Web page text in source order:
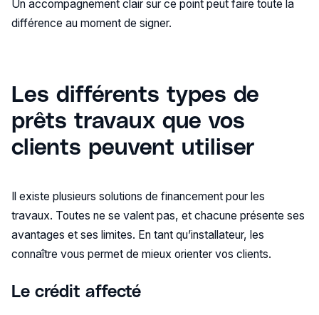
Un accompagnement clair sur ce point peut faire toute la
différence au moment de signer.
Les différents types de
prêts travaux que vos
clients peuvent utiliser
Il existe plusieurs solutions de financement pour les
travaux. Toutes ne se valent pas, et chacune présente ses
avantages et ses limites. En tant qu’installateur, les
connaître vous permet de mieux orienter vos clients.
Le crédit affecté